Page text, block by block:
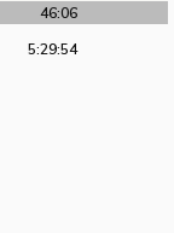
46:06
5:29:54